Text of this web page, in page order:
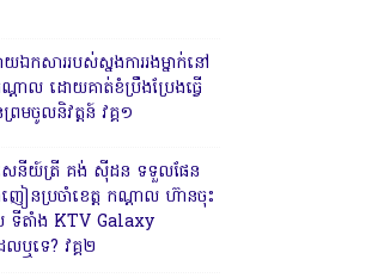
យឯកសាររបស់ស្នងការរងម្នាក់នៅ
ណ្ដាល ដោយគាត់ខំប្រឹងប្រែងធ្វើ
ព្រមចូលនិវត្តន៍ វគ្គ១
េនីយ៍ត្រី គង់ ស៊ីដន ទទួលផែន
ៀនប្រចាំខេត្ត កណ្តាល ហ៊ានចុះ
ប ទីតាំង KTV Galaxy
លឬទេ? វគ្គ២